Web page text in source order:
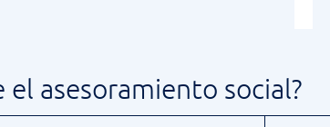
el asesoramiento social?